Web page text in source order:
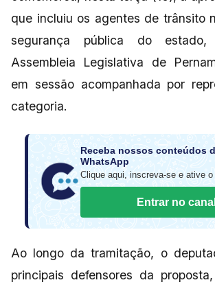
que incluiu os agentes de trânsito
segurança pública do
Assembleia Legislativa de
em sessão acompanhada por
categoria.
Receba nossos conteúdos
WhatsApp
Clique aqui, inscreva-se e ative o
Entrar no canal
Ao longo da tramitação, o
principais defensores da